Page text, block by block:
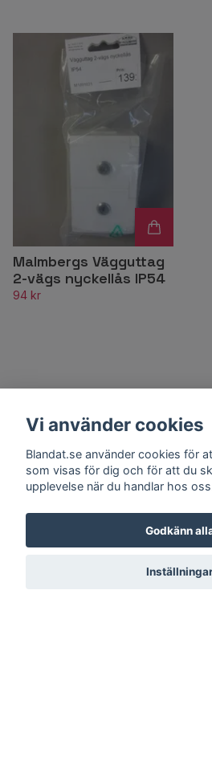
Malmbergs Vägguttag
2-vägs nyckellås IP54
94 kr
Vi använder cookies
Blandat.se använder cookies för
som visas för dig och för att du
upplevelse när du handlar hos
Godkänn